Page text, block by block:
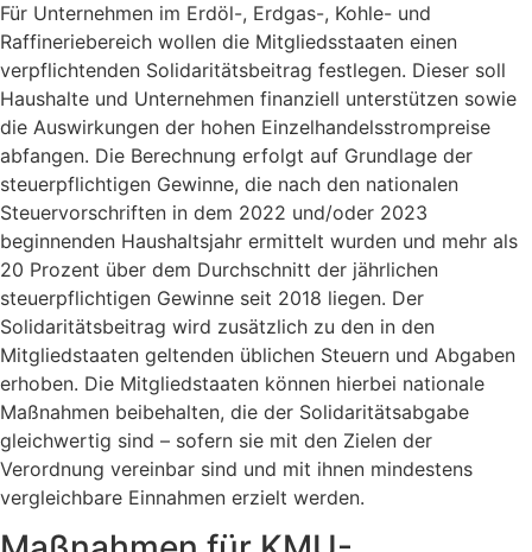
Für Unternehmen im Erdöl-, Erdgas-, Kohle- und
Raffineriebereich wollen die Mitgliedsstaaten einen
verpflichtenden Solidaritätsbeitrag festlegen. Dieser soll
Haushalte und Unternehmen finanziell unterstützen sowie
die Auswirkungen der hohen Einzelhandelsstrompreise
abfangen. Die Berechnung erfolgt auf Grundlage der
steuerpflichtigen Gewinne, die nach den nationalen
Steuervorschriften in dem 2022 und/oder 2023
beginnenden Haushaltsjahr ermittelt wurden und mehr als
20 Prozent über dem Durchschnitt der jährlichen
steuerpflichtigen Gewinne seit 2018 liegen. Der
Solidaritätsbeitrag wird zusätzlich zu den in den
Mitgliedstaaten geltenden üblichen Steuern und Abgaben
erhoben. Die Mitgliedstaaten können hierbei nationale
Maßnahmen beibehalten, die der Solidaritätsabgabe
gleichwertig sind – sofern sie mit den Zielen der
Verordnung vereinbar sind und mit ihnen mindestens
vergleichbare Einnahmen erzielt werden.